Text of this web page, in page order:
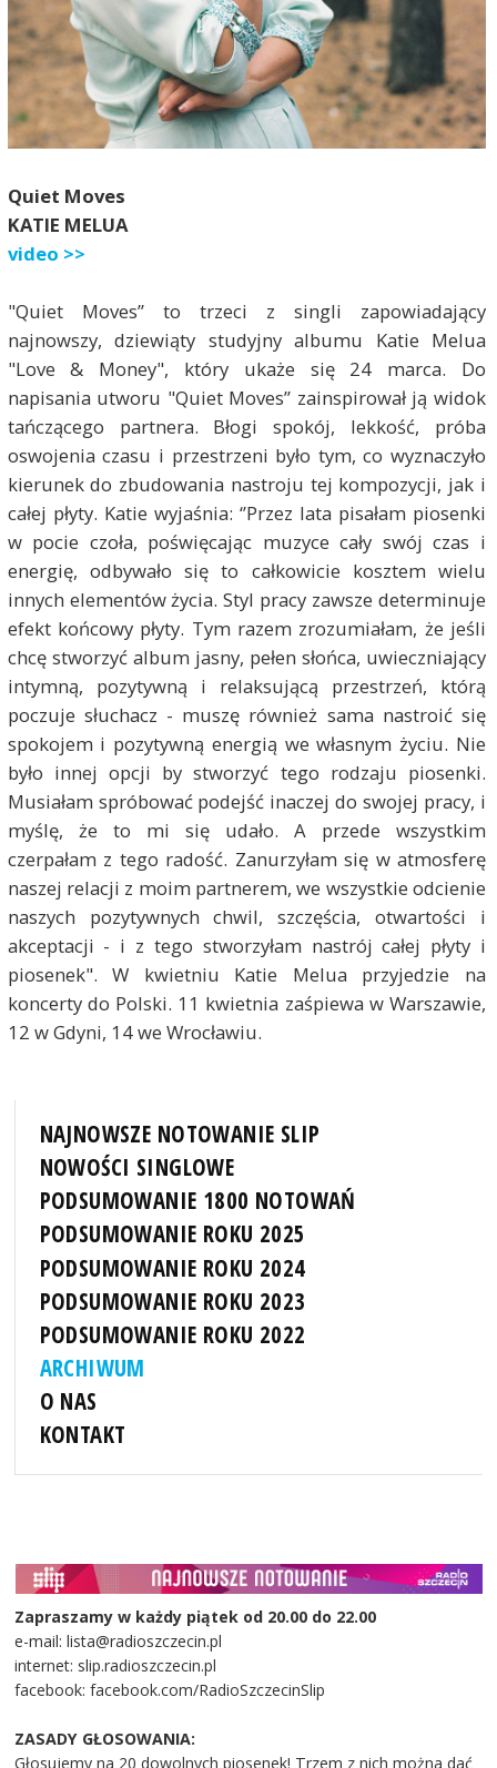
Quiet Moves
KATIE MELUA
video >>
"Quiet Moves” to trzeci z singli zapowiadający
najnowszy, dziewiąty studyjny albumu Katie Melua
"Love & Money", który ukaże się 24 marca. Do
napisania utworu "Quiet Moves” zainspirował ją widok
tańczącego partnera. Błogi spokój, lekkość, próba
oswojenia czasu i przestrzeni było tym, co wyznaczyło
kierunek do zbudowania nastroju tej kompozycji, jak i
całej płyty. Katie wyjaśnia: ‘’Przez lata pisałam piosenki
w pocie czoła, poświęcając muzyce cały swój czas i
energię, odbywało się to całkowicie kosztem wielu
innych elementów życia. Styl pracy zawsze determinuje
efekt końcowy płyty. Tym razem zrozumiałam, że jeśli
chcę stworzyć album jasny, pełen słońca, uwieczniający
intymną, pozytywną i relaksującą przestrzeń, którą
poczuje słuchacz - muszę również sama nastroić się
spokojem i pozytywną energią we własnym życiu. Nie
było innej opcji by stworzyć tego rodzaju piosenki.
Musiałam spróbować podejść inaczej do swojej pracy, i
myślę, że to mi się udało. A przede wszystkim
czerpałam z tego radość. Zanurzyłam się w atmosferę
naszej relacji z moim partnerem, we wszystkie odcienie
naszych pozytywnych chwil, szczęścia, otwartości i
akceptacji - i z tego stworzyłam nastrój całej płyty i
piosenek". W kwietniu Katie Melua przyjedzie na
koncerty do Polski. 11 kwietnia zaśpiewa w Warszawie,
12 w Gdyni, 14 we Wrocławiu.
NAJNOWSZE NOTOWANIE SLIP
NOWOŚCI SINGLOWE
PODSUMOWANIE 1800 NOTOWAŃ
PODSUMOWANIE ROKU 2025
PODSUMOWANIE ROKU 2024
PODSUMOWANIE ROKU 2023
PODSUMOWANIE ROKU 2022
ARCHIWUM
O NAS
KONTAKT
Zapraszamy w każdy piątek od 20.00 do 22.00
e-mail: lista@radioszczecin.pl
internet: slip.radioszczecin.pl
facebook: facebook.com/RadioSzczecinSlip
ZASADY GŁOSOWANIA:
Głosujemy na 20 dowolnych piosenek! Trzem z nich można dać